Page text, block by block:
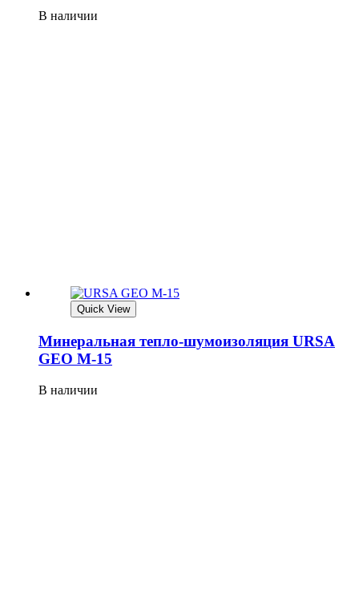
В наличии
Quick View
Минеральная тепло-шумоизоляция URSA
GEO М-15
В наличии